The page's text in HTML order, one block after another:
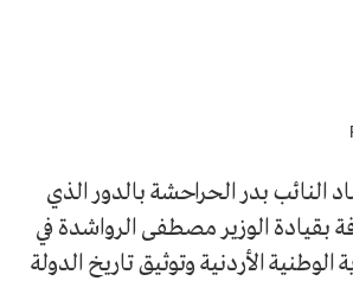
النائب بدر الحراحشة بالدور الذي
بقيادة الوزير مصطفى الرواشدة في
الوطنية الأردنية وتوثيق تاريخ الدولة